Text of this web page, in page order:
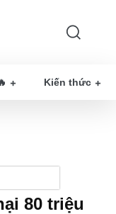
Kiến thức
80 triệu